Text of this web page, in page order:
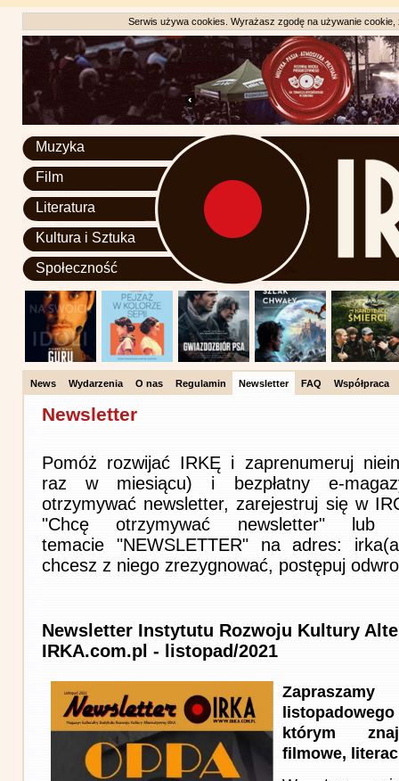
Serwis używa cookies. Wyrażasz zgodę na używanie
Muzyka
Film
Literatura
Kultura i Sztuka
Społeczność
News Wydarzenia O nas Regulamin Newsletter FAQ Współpraca
Newsletter
Pomóż rozwijać IRKĘ i zaprenumeruj
raz w miesiącu) i bezpłatny e-
otrzymywać newsletter, zarejestruj się w
"Chcę otrzymywać newsletter"
temacie "NEWSLETTER" na adres:
chcesz z niego zrezygnować, postępuj
Newsletter Instytutu Rozwoju Kultury
IRKA.com.pl - listopad/2021
listopadowego
którym
filmowe,